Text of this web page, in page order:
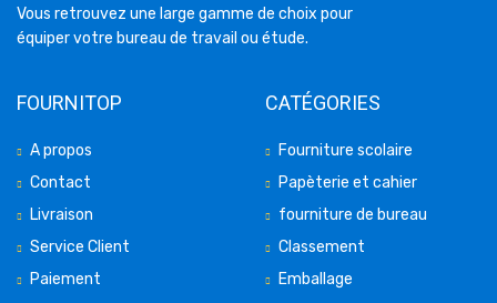
Vous retrouvez une large gamme de choix pour
équiper votre bureau de travail ou étude.
FOURNITOP
A propos
Contact
Livraison
Service Client
Paiement
CATÉGORIES
Fourniture scolaire
Papèterie et cahier
fourniture de bureau
Classement
Emballage